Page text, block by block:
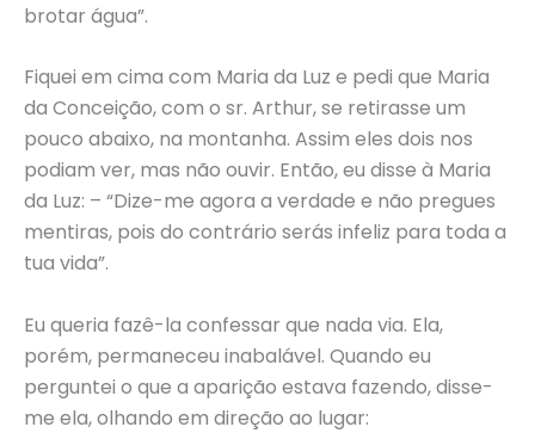
brotar água”.
Fiquei em cima com Maria da Luz e pedi que Maria
da Conceição, com o sr. Arthur, se retirasse um
pouco abaixo, na montanha. Assim eles dois nos
podiam ver, mas não ouvir. Então, eu disse à Maria
da Luz: – “Dize-me agora a verdade e não pregues
mentiras, pois do contrário serás infeliz para toda a
tua vida”.
Eu queria fazê-la confessar que nada via. Ela,
porém, permaneceu inabalável. Quando eu
perguntei o que a aparição estava fazendo, disse-
me ela, olhando em direção ao lugar: